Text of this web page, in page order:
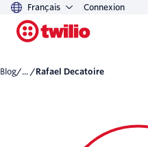
Français Connexion
Blog/... / Rafael Decatoire